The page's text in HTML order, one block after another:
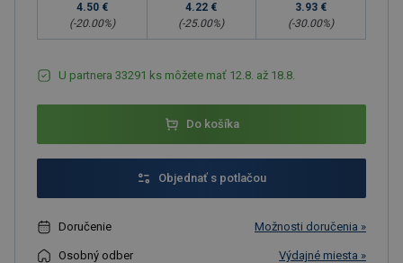
4.50 €
(-20.00%)
4.22 €
(-25.00%)
3.93 €
(-30.00%)
U partnera 33291 ks môžete mať 12.8. až 18.8.
Do košíka
Objednať s potlačou
Doručenie Možnosti doručenia »
Osobný odber Výdajné miesta »